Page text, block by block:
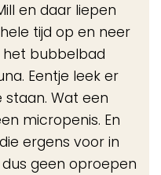
en daar liepen
tijd op en neer
het bubbelbad
Eentje leek er
Wat een
micropenis. En
ergens voor in
dus geen oproepen